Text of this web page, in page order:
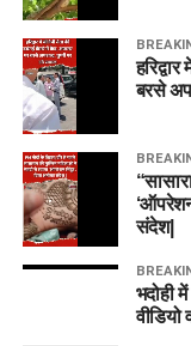
बरसे
संदेश|
भदोही
वीडियो